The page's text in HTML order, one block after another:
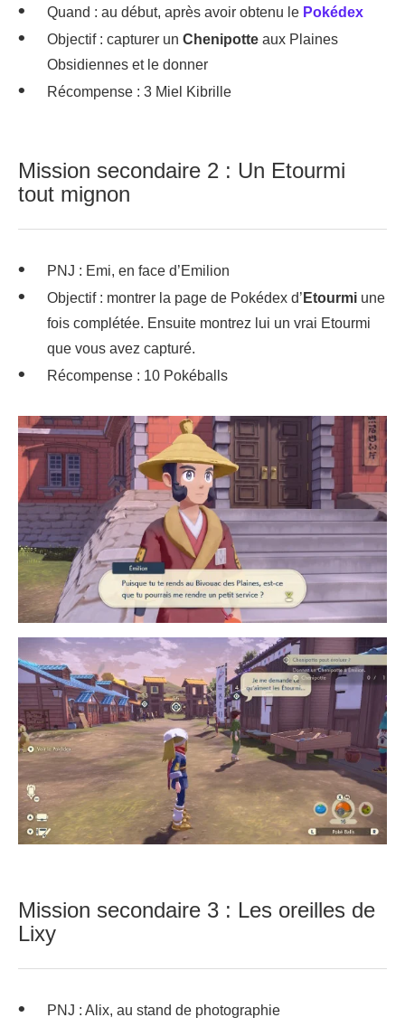
Quand : au début, après avoir obtenu le Pokédex
Objectif : capturer un Chenipotte aux Plaines
Obsidiennes et le donner
Récompense : 3 Miel Kibrille
Mission secondaire 2 : Un Etourmi
tout mignon
PNJ : Emi, en face d’Emilion
Objectif : montrer la page de Pokédex d’ Etourmi une
fois complétée. Ensuite montrez lui un vrai Etourmi
que vous avez capturé.
Récompense : 10 Pokéballs
Mission secondaire 3 : Les oreilles de
Lixy
PNJ : Alix, au stand de photographie